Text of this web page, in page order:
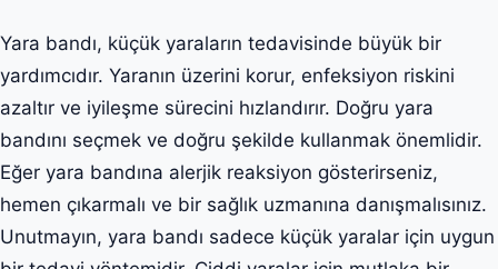
Yara bandı, küçük yaraların tedavisinde büyük bir
yardımcıdır. Yaranın üzerini korur, enfeksiyon riskini
azaltır ve iyileşme sürecini hızlandırır. Doğru yara
bandını seçmek ve doğru şekilde kullanmak önemlidir.
Eğer yara bandına alerjik reaksiyon gösterirseniz,
hemen çıkarmalı ve bir sağlık uzmanına danışmalısınız.
Unutmayın, yara bandı sadece küçük yaralar için uygun